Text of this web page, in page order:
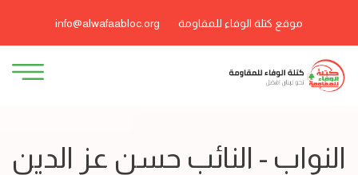
موقع كتلة الوفاء للمقاومة info@alwafaabloc.org
النواب - النائب حسن عز الدين